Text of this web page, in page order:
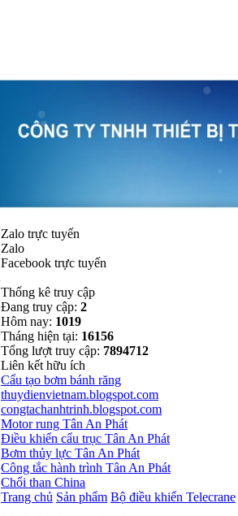
Zalo trực tuyến
Zalo
Facebook trực tuyến
Thống kê truy cập
Đang truy cập: 2
Hôm nay: 1019
Tháng hiện tại: 16156
Tổng lượt truy cập: 7894712
Liên kết hữu ích
Cấu tạo bơm bánh răng
thuydienvietnam.blogspot.com
congtachanhtrinh.blogspot.com
Motor rung Tân An Phát
Điều khiển cẩu trục Tân An Phát
Bơm thủy lực Tân An Phát
Công tắc hành trình Tân An Phát
Chổi than China
Trang chủ Sản phẩm Bộ điều khiển Telecrane